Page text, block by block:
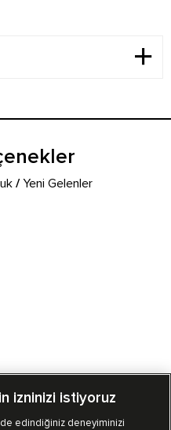
/Yeni Gelenler
izninizi istiyoruz
edindiğiniz deneyiminizi